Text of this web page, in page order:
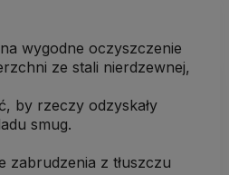
wygodne oczyszczenie
ze stali nierdzewnej,
by rzeczy odzyskały
smug.
zabrudzenia z tłuszczu